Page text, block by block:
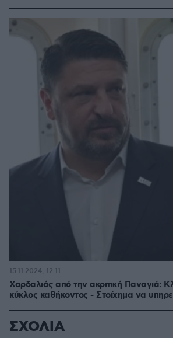
Χαρδαλιάς από την ακριτική Παναγιά:
κύκλος καθήκοντος - Στοίχημα να
15.11.2024, 12:11
ΣΧΟΛΙΑ